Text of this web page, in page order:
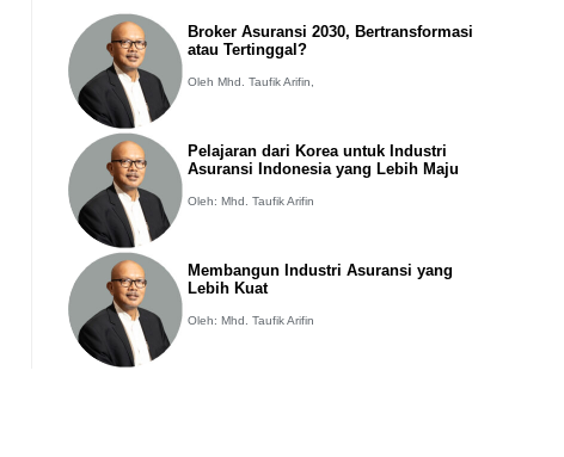
Broker Asuransi 2030, Bertransformasi
atau Tertinggal?
Oleh Mhd. Taufik Arifin,
Pelajaran dari Korea untuk Industri
Asuransi Indonesia yang Lebih Maju
Oleh: Mhd. Taufik Arifin
Membangun Industri Asuransi yang
Lebih Kuat
Oleh: Mhd. Taufik Arifin